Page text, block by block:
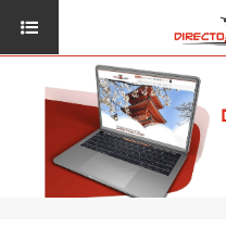
VIAJAR A JAPÓN
VUELOS
TRANSPORTE